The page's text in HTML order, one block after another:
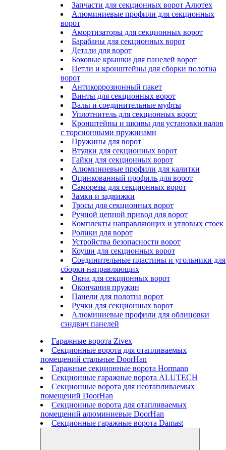
Запчасти для секционных ворот Алютех
Алюминиевые профили для секционных
ворот
Амортизаторы для секционных ворот
Барабаны для секционных ворот
Детали для ворот
Боковые крышки для панелей ворот
Петли и кронштейны для сборки полотна
ворот
Антикоррозионный пакет
Винты для секционных ворот
Валы и соединительные муфты
Уплотнитель для секционных ворот
Кронштейны и шкивы для установки валов
с торсионными пружинами
Пружины для ворот
Втулки для секционных ворот
Гайки для секционных ворот
Алюминиевые профили для калитки
Оцинкованный профиль для ворот
Саморезы для секционных ворот
Замки и задвижки
Тросы для секционных ворот
Ручной цепной привод для ворот
Комплекты направляющих и угловых стоек
Ролики для ворот
Устройства безопасности ворот
Коуши для секционных ворот
Соединительные пластины и угольники для
сборки направляющих
Окна для секционных ворот
Окончания пружин
Панели для полотна ворот
Ручки для секционных ворот
Алюминиевые профили для облицовки
сэндвич панелей
Гаражные ворота Zivex
Секционные ворота для отапливаемых
помещений стальные DoorHan
Гаражные секционные ворота Hormann
Секционные гаражные ворота ALUTECH
Секционные ворота для неотапливаемых
помещений DoorHan
Секционные ворота для отапливаемых
помещений алюминиевые DoorHan
Секционные гаражные ворота Damast